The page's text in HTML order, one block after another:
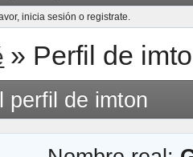
inicia sesión o registrate.
» Perfil de
perfil de imton